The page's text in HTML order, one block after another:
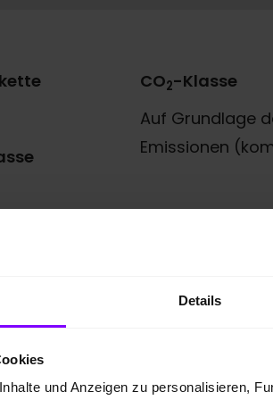
Details
und Anzeigen zu personalisieren,
CO2-Klasse
Auf Grundlage
Emissionen